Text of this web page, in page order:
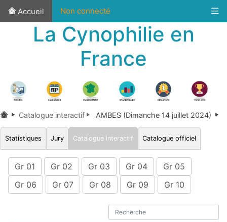
Accueil Non connecté
La Cynophilie en
France
Catalogue interactif AMBES (Dimanche 14 juillet 2024)
Statistiques Jury Catalogue interactif Catalogue officiel
Gr 01 Gr 02 Gr 03 Gr 04
Gr 05
Gr 06
Gr 07 Gr 08 Gr 09 Gr 10